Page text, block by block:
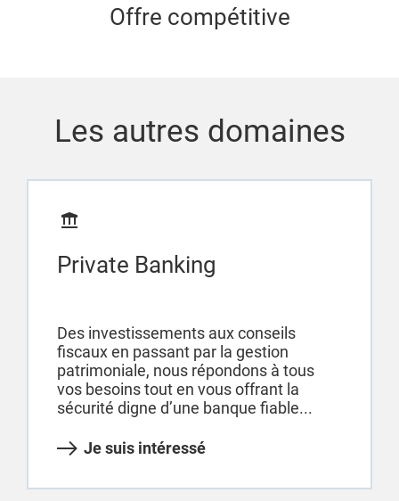
Offre compétitive
Les autres domaines
Private Banking
Des investissements aux conseils
fiscaux en passant par la gestion
patrimoniale, nous répondons à tous
vos besoins tout en vous offrant la
sécurité digne d’une banque fiable...
Je suis intéressé